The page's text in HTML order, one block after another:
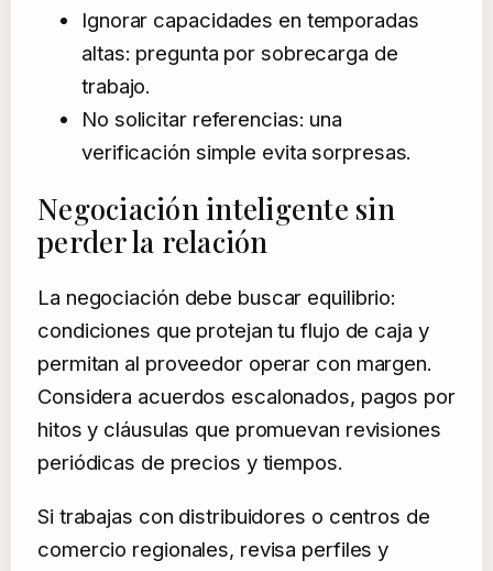
Ignorar capacidades en temporadas
altas: pregunta por sobrecarga de
trabajo.
No solicitar referencias: una
verificación simple evita sorpresas.
Negociación inteligente sin
perder la relación
La negociación debe buscar equilibrio:
condiciones que protejan tu flujo de caja y
permitan al proveedor operar con margen.
Considera acuerdos escalonados, pagos por
hitos y cláusulas que promuevan revisiones
periódicas de precios y tiempos.
Si trabajas con distribuidores o centros de
comercio regionales, revisa perfiles y